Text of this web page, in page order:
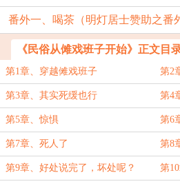
番外一、喝茶（明灯居士赞助之番
《民俗从傩戏班子开始》正文目
第1章、穿越傩戏班子 第2
第3章、其实死缓也行 第4
第5章、惊惧 第6
第7章、死人了 第8
第9章、好处说完了，坏处呢？ 第